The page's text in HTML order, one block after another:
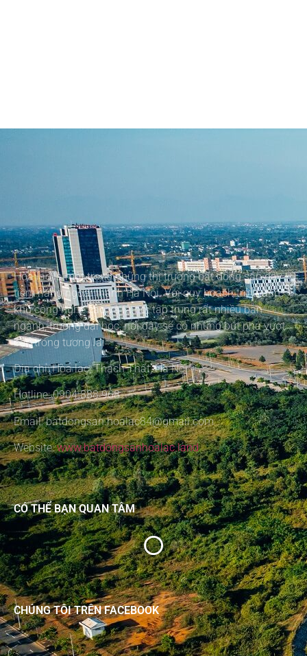
Hòa lạc là một trong những thị trường bất động sản đầy
tiềm năng ngoại thành Hà Nội. Với quy hoạch trở thành
khu công nghệ cao và là nơi tập trung rất nhiều ban
ngành, trường đại học, nơi đây sẽ có những bứt phá vượt
bậc trong tương lai
Địa chỉ: Hòa lạc, Thạch Thất, Hà Nội
Hotline: 0904 888 968
Email: batdongsan.hoalac84@gmail.com
Website:www.batdongsanhoalac.land
CÓ THỂ BẠN QUAN TÂM
CHÚNG TÔI TRÊN FACEBOOK